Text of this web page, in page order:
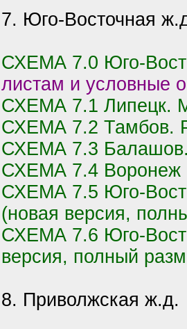
7. Юго-Восточная
СХЕМА 7.0 Юго-
листам и условные
СХЕМА 7.1 Липецк.
СХЕМА 7.2 Тамбов.
СХЕМА 7.3
СХЕМА 7.4 Воронеж
СХЕМА 7.5 Юго-
(новая версия,
СХЕМА 7.6 Юго-
версия, полный
8. Приволжская ж.д.